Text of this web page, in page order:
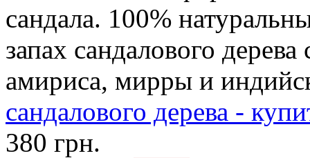
сандала. 100%
запах сандалового
амириса, мирры и
сандалового дерева -
380 грн.